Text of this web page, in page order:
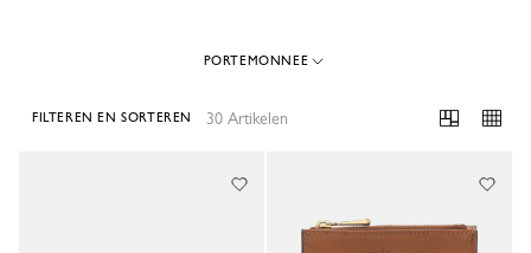
PORTEMONNEE
30 Artikelen
FILTEREN EN SORTEREN